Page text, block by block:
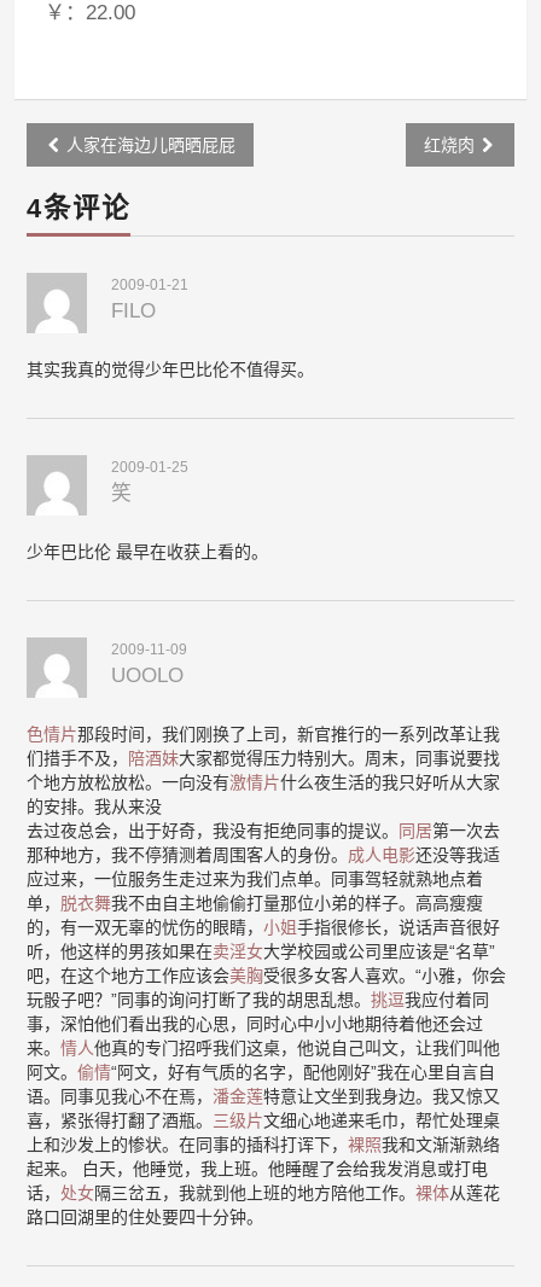
￥：22.00
Post
navigation
人家在海边儿晒晒屁屁 红烧肉
4条评论
2009-01-21
FILO
其实我真的觉得少年巴比伦不值得买。
2009-01-25
笑
少年巴比伦 最早在收获上看的。
2009-11-09
UOOLO
色情片那段时间，我们刚换了上司，新官推行的一系列改革让我
们措手不及， 陪酒妹大家都觉得压力特别大。周末，同事说要找
个地方放松放松。一向没有激情片什么夜生活的我只好听从大家
的安排。我从来没
去过夜总会，出于好奇，我没有拒绝同事的提议。 同居第一次去
那种地方，我不停猜测着周围客人的身份。 成人电影还没等我适
应过来，一位服务生走过来为我们点单。同事驾轻就熟地点着
单， 脱衣舞我不由自主地偷偷打量那位小弟的样子。高高瘦瘦
的，有一双无辜的忧伤的眼睛，小姐手指很修长，说话声音很好
听，他这样的男孩如果在卖淫女大学校园或公司里应该是“名草”
吧，在这个地方工作应该会美胸受很多女客人喜欢。“小雅，你会
玩骰子吧？”同事的询问打断了我的胡思乱想。挑逗我应付着同
事，深怕他们看出我的心思，同时心中小小地期待着他还会过
来。情人他真的专门招呼我们这桌，他说自己叫文，让我们叫他
阿文。偷情“阿文，好有气质的名字，配他刚好”我在心里自言自
语。同事见我心不在焉， 潘金莲特意让文坐到我身边。我又惊又
喜，紧张得打翻了酒瓶。 三级片文细心地递来毛巾，帮忙处理桌
上和沙发上的惨状。在同事的插科打诨下，裸照我和文渐渐熟络
起来。 白天，他睡觉，我上班。他睡醒了会给我发消息或打电
话， 处女隔三岔五，我就到他上班的地方陪他工作。裸体从莲花
路口回湖里的住处要四十分钟。